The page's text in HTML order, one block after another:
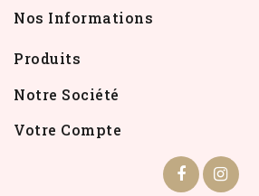
Nos Informations
Produits
Notre Société
Votre Compte